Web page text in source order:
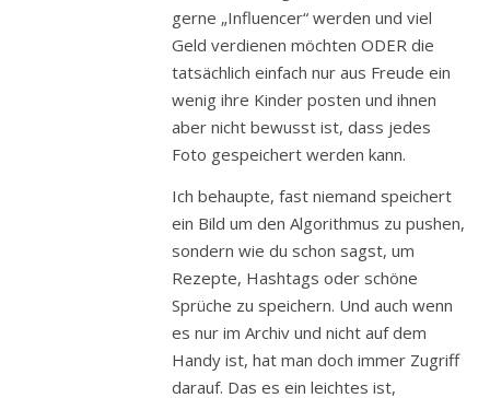
gerne „Influencer“ werden und viel
Geld verdienen möchten ODER die
tatsächlich einfach nur aus Freude ein
wenig ihre Kinder posten und ihnen
aber nicht bewusst ist, dass jedes
Foto gespeichert werden kann.
Ich behaupte, fast niemand speichert
ein Bild um den Algorithmus zu pushen,
sondern wie du schon sagst, um
Rezepte, Hashtags oder schöne
Sprüche zu speichern. Und auch wenn
es nur im Archiv und nicht auf dem
Handy ist, hat man doch immer Zugriff
darauf. Das es ein leichtes ist,